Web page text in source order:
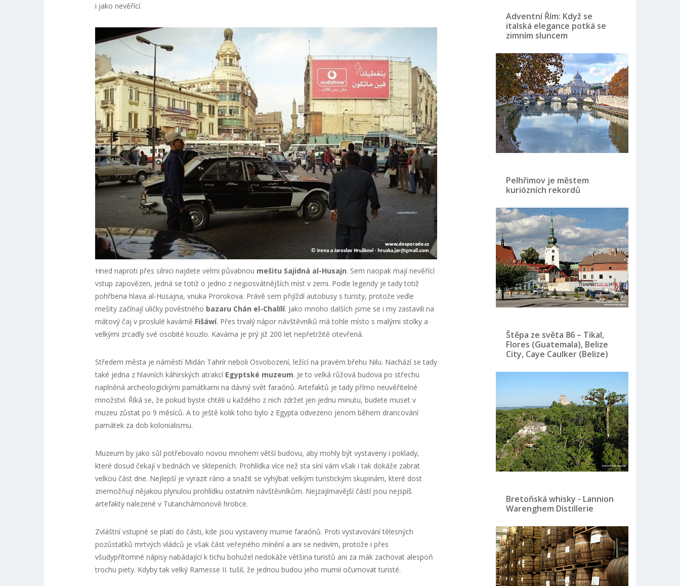
i jako nevěřící.
Hned naproti přes silnici najdete velmi půvabnou mešitu Sajidná al-Husajn. Sem naopak mají nevěřící
vstup zapovězen, jedná se totiž o jedno z nejposvátnějších míst v zemi. Podle legendy je tady totiž
pohřbena hlava al-Husajna, vnuka Prorokova. Právě sem přijíždí autobusy s turisty, protože vedle
mešity začínají uličky pověstného bazaru Chán el-Chalílí. Jako mnoho dalších jsme se i my zastavili na
mátový čaj v proslulé kavárně Fišáwí. Přes trvalý nápor návštěvníků má tohle místo s malými stolky a
velkými zrcadly své osobité kouzlo. Kavárna je prý již 200 let nepřetržitě otevřená.
Středem města je náměstí Midán Tahrír neboli Osvobození, ležící na pravém břehu Nilu. Nachází se tady
také jedna z hlavních káhirských atrakcí Egyptské muzeum. Je to velká růžová budova po střechu
naplněná archeologickými památkami na dávný svět faraónů. Artefaktů je tady přímo neuvěřitelné
množství. Říká se, že pokud byste chtěli u každého z nich zdržet jen jednu minutu, budete muset v
muzeu zůstat po 9 měsíců. A to ještě kolik toho bylo z Egypta odvezeno jenom během drancování
památek za dob kolonialismu.
Muzeum by jako sůl potřebovalo novou mnohem větší budovu, aby mohly být vystaveny i poklady,
které dosud čekají v bednách ve sklepeních. Prohlídka více než sta síní vám však i tak dokáže zabrat
velkou část dne. Nejlepší je vyrazit ráno a snažit se vyhýbat velkým turistickým skupinám, které dost
znemožňují nějakou plynulou prohlídku ostatním návštěvníkům. Nejzajímavější částí jsou nejspíš
artefakty nalezené v Tutanchámonově hrobce.
Zvláštní vstupné se platí do části, kde jsou vystaveny mumie faraónů. Proti vystavování tělesných
pozůstatků mrtvých vládců je však část veřejného mínění a ani se nedivím, protože i přes
všudypřítomné nápisy nabádající k tichu bohužel nedokáže většina turistů ani za mák zachovat alespoň
trochu piety. Kdyby tak velký Ramesse II. tušil, že jednou budou jeho mumii očumovat turisté.
Adventní Řím: Když se
italská elegance potká se
zimním sluncem
Pelhřimov je městem
kuriózních rekordů
Štěpa ze světa 86 – Tikal,
Flores (Guatemala), Belize
City, Caye Caulker (Belize)
Bretoňská whisky - Lannion
Warenghem Distillerie